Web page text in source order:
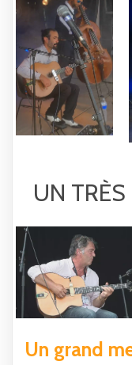
UN
Un grand